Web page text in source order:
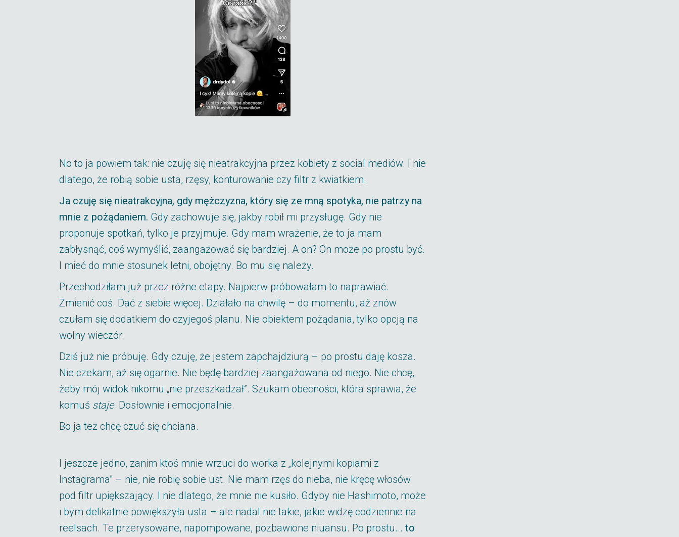
No to ja powiem tak: nie czuję się nieatrakcyjna przez kobiety z social mediów. I nie
dlatego, że robią sobie usta, rzęsy, konturowanie czy filtr z kwiatkiem.
Ja czuję się nieatrakcyjna, gdy mężczyzna, który się ze mną spotyka, nie patrzy na
mnie z pożądaniem. Gdy zachowuje się, jakby robił mi przysługę. Gdy nie
proponuje spotkań, tylko je przyjmuje. Gdy mam wrażenie, że to ja mam
zabłysnąć, coś wymyślić, zaangażować się bardziej. A on? On może po prostu być.
I mieć do mnie stosunek letni, obojętny. Bo mu się należy.
Przechodziłam już przez różne etapy. Najpierw próbowałam to naprawiać.
Zmienić coś. Dać z siebie więcej. Działało na chwilę – do momentu, aż znów
czułam się dodatkiem do czyjegoś planu. Nie obiektem pożądania, tylko opcją na
wolny wieczór.
Dziś już nie próbuję. Gdy czuję, że jestem zapchajdziurą – po prostu daję kosza.
Nie czekam, aż się ogarnie. Nie będę bardziej zaangażowana od niego. Nie chcę,
żeby mój widok nikomu „nie przeszkadzał”. Szukam obecności, która sprawia, że
komuś staje. Dosłownie i emocjonalnie.
Bo ja też chcę czuć się chciana.
I jeszcze jedno, zanim ktoś mnie wrzuci do worka z „kolejnymi kopiami z
Instagrama” – nie, nie robię sobie ust. Nie mam rzęs do nieba, nie kręcę włosów
pod filtr upiększający. I nie dlatego, że mnie nie kusiło. Gdyby nie Hashimoto, może
i bym delikatnie powiększyła usta – ale nadal nie takie, jakie widzę codziennie na
reelsach. Te przerysowane, napompowane, pozbawione niuansu. Po prostu... to